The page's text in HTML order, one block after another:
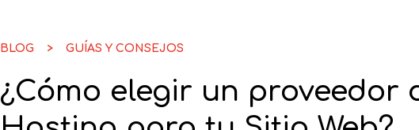
BLOG > GUÍAS Y CONSEJOS
¿Cómo elegir un proveedor